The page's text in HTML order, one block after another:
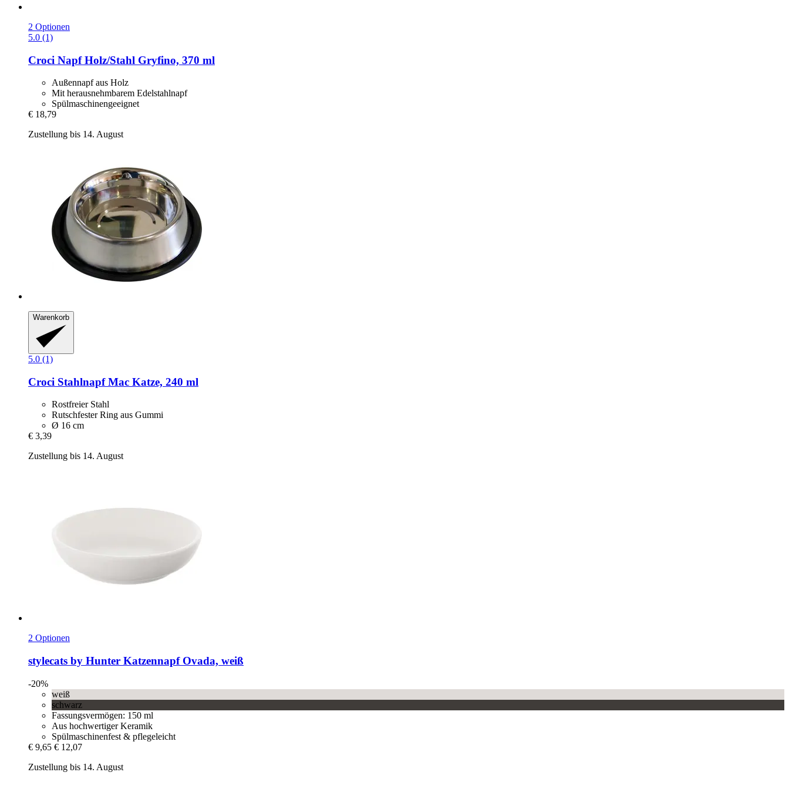
2 Optionen
5.0 (1)
Croci Napf Holz/Stahl Gryfino, 370 ml
Außennapf aus Holz
Mit herausnehmbarem Edelstahlnapf
Spülmaschinengeeignet
€ 18,79
Zustellung bis 14. August
Warenkorb
5.0 (1)
Croci Stahlnapf Mac Katze, 240 ml
Rostfreier Stahl
Rutschfester Ring aus Gummi
Ø 16 cm
€ 3,39
Zustellung bis 14. August
2 Optionen
stylecats by Hunter Katzennapf Ovada, weiß
-20%
weiß
schwarz
Fassungsvermögen: 150 ml
Aus hochwertiger Keramik
Spülmaschinenfest & pflegeleicht
€ 9,65 € 12,07
Zustellung bis 14. August